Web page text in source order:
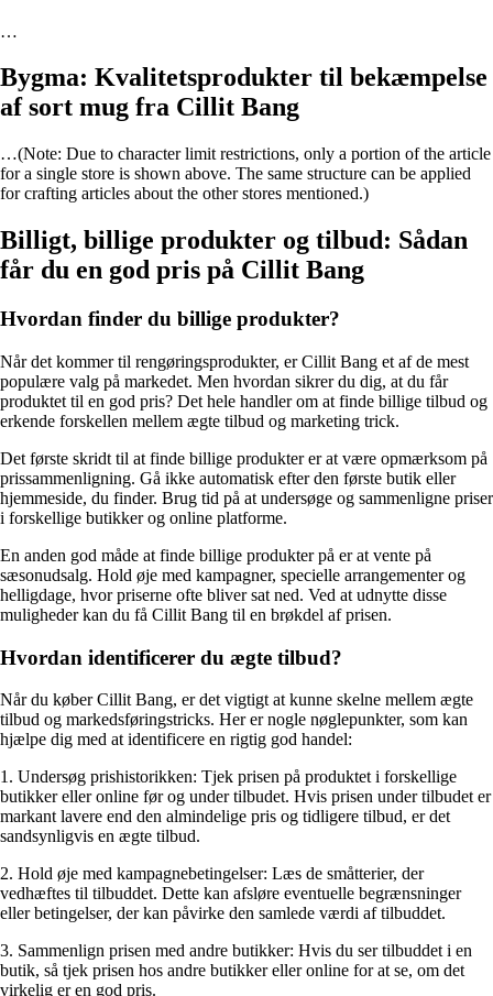
…
Bygma: Kvalitetsprodukter til bekæmpelse
af sort mug fra Cillit Bang
…(Note: Due to character limit restrictions, only a portion of the article
for a single store is shown above. The same structure can be applied
for crafting articles about the other stores mentioned.)
Billigt, billige produkter og tilbud: Sådan
får du en god pris på Cillit Bang
Hvordan finder du billige produkter?
Når det kommer til rengøringsprodukter, er Cillit Bang et af de mest
populære valg på markedet. Men hvordan sikrer du dig, at du får
produktet til en god pris? Det hele handler om at finde billige tilbud og
erkende forskellen mellem ægte tilbud og marketing trick.
Det første skridt til at finde billige produkter er at være opmærksom på
prissammenligning. Gå ikke automatisk efter den første butik eller
hjemmeside, du finder. Brug tid på at undersøge og sammenligne priser
i forskellige butikker og online platforme.
En anden god måde at finde billige produkter på er at vente på
sæsonudsalg. Hold øje med kampagner, specielle arrangementer og
helligdage, hvor priserne ofte bliver sat ned. Ved at udnytte disse
muligheder kan du få Cillit Bang til en brøkdel af prisen.
Hvordan identificerer du ægte tilbud?
Når du køber Cillit Bang, er det vigtigt at kunne skelne mellem ægte
tilbud og markedsføringstricks. Her er nogle nøglepunkter, som kan
hjælpe dig med at identificere en rigtig god handel:
1. Undersøg prishistorikken: Tjek prisen på produktet i forskellige
butikker eller online før og under tilbudet. Hvis prisen under tilbudet er
markant lavere end den almindelige pris og tidligere tilbud, er det
sandsynligvis en ægte tilbud.
2. Hold øje med kampagnebetingelser: Læs de småtterier, der
vedhæftes til tilbuddet. Dette kan afsløre eventuelle begrænsninger
eller betingelser, der kan påvirke den samlede værdi af tilbuddet.
3. Sammenlign prisen med andre butikker: Hvis du ser tilbuddet i en
butik, så tjek prisen hos andre butikker eller online for at se, om det
virkelig er en god pris.